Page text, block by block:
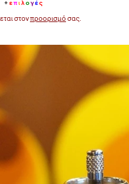
+επιλογές
στονπροορισμό σας.